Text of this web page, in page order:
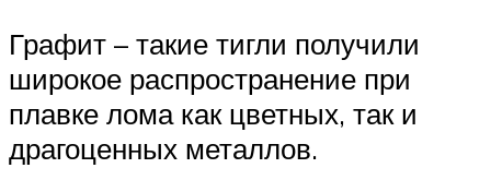
Графит – такие тигли получили
широкое распространение при
плавке лома как цветных, так и
драгоценных металлов.